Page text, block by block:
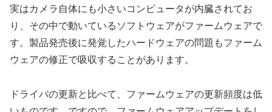
実はカメラ自体にも小さいコンピュータが内臓されてお
り、その中で動いているソフトウェアがファームウェアで
す。製品発売後に発覚したハードウェアの問題もファーム
ウェアの修正で吸収することがあります。
ドライバの更新と比べて、ファームウェアの更新頻度は低